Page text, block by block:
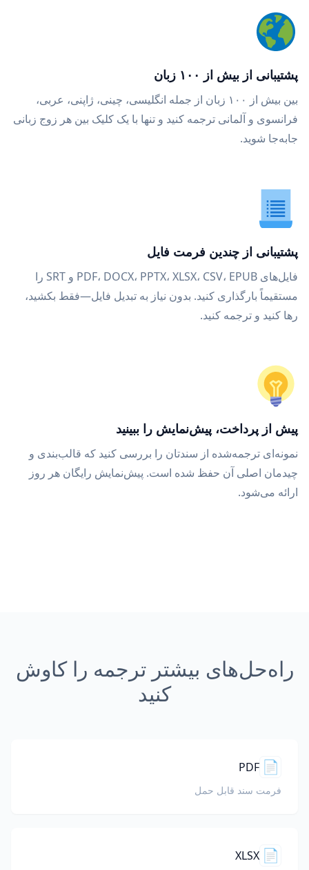
پشتیبانی از بیش از ۱۰۰ زبان
بین بیش از ۱۰۰ زبان از جمله انگلیسی، چینی، ژاپنی، عربی،
فرانسوی و آلمانی ترجمه کنید و تنها با یک کلیک بین هر زوج زبانی
جابه‌جا شوید.
پشتیبانی از چندین فرمت فایل
فایل‌های PDF، DOCX، PPTX، XLSX، CSV، EPUB و SRT را
مستقیماً بارگذاری کنید. بدون نیاز به تبدیل فایل—فقط بکشید،
رها کنید و ترجمه کنید.
پیش از پرداخت، پیش‌نمایش را ببینید
نمونه‌ای ترجمه‌شده از سندتان را بررسی کنید که قالب‌بندی و
چیدمان اصلی آن حفظ شده است. پیش‌نمایش رایگان هر روز
ارائه می‌شود.
راه‌حل‌های بیشتر ترجمه را کاوش
کنید
📄
PDF
فرمت سند قابل حمل
📄
XLSX